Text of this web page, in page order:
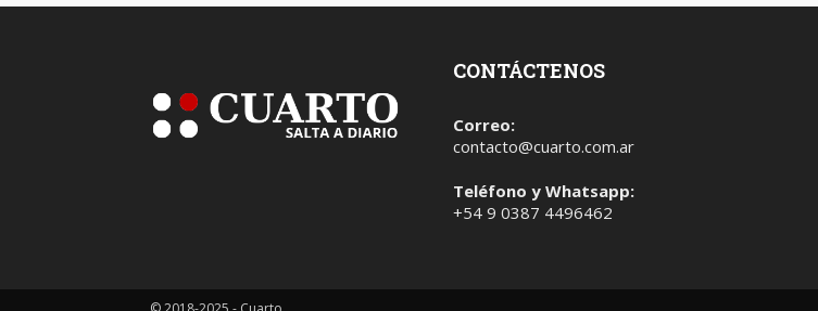
CONTÁCTENOS
Correo:
contacto@cuarto.com.ar
Teléfono y Whatsapp:
+54 9 0387 4496462